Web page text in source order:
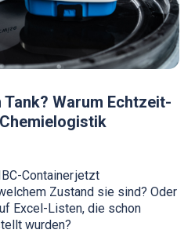
Warum Echtzeit-
Container jetzt
Zustand sie sind? Oder
Excel-Listen, die schon
wurden?